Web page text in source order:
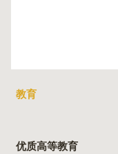
教育
优质高等教育